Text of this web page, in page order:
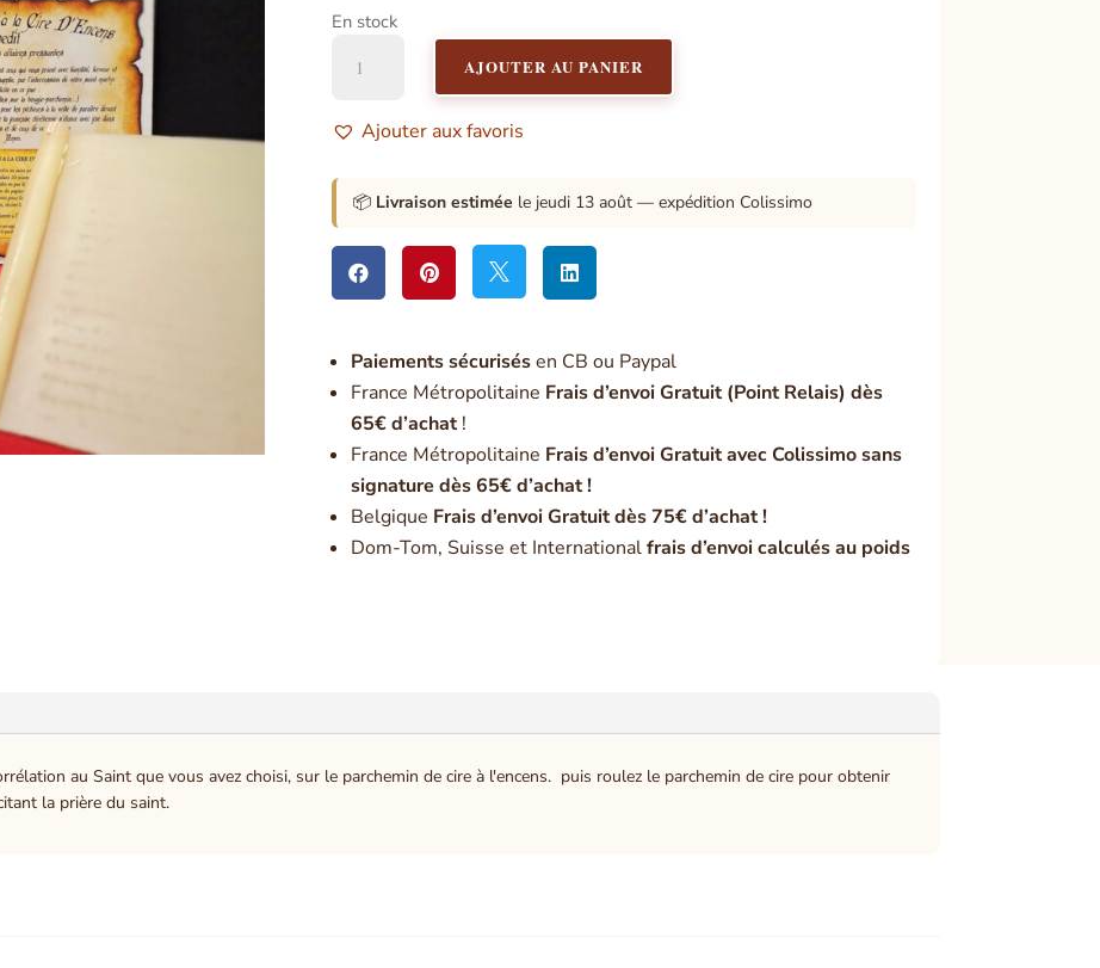
En stock
de
et
Parchemin
Saint
Expédit
AJOUTER AU PANIER
Ajouter aux favoris
📦 Livraison estimée le jeudi 13 août — expédition Colissimo
   
Paiements sécurisésen CB ou Paypal
France Métropolitaine Frais d’envoi Gratuit (Point Relais) dès
65€ d’achat!
France Métropolitaine Frais d’envoi Gratuit avec Colissimo sans
signature dès 65€ d’achat !
Belgique Frais d’envoi Gratuit dès 75€ d’achat !
Dom-Tom, Suisse et Internationalfrais d’envoi calculés au poids
au Saint que vous avez choisi, sur le parchemin de cire à l'encens. puis roulez le parchemin de cire pour obtenir
la prière du saint.